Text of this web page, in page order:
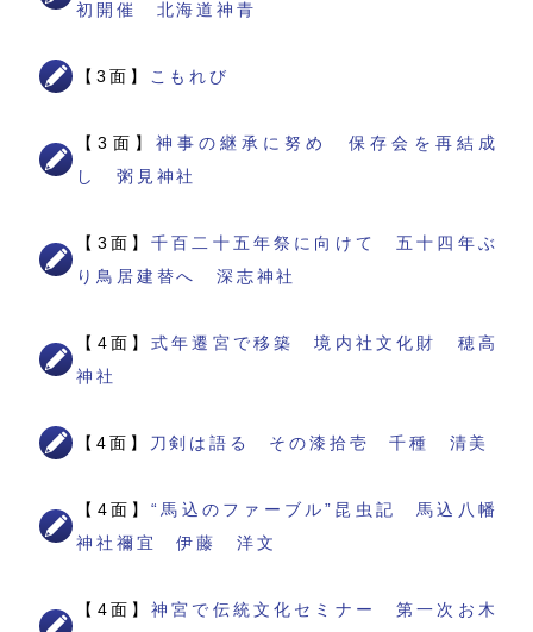
初開催 北海道神青
【3面】 こもれび
【3面】 神事の継承に努め 保存会を再結成
し 粥見神社
【3面】千百二十五年祭に向けて 五十四年ぶ
り鳥居建替へ 深志神社
【4面】式年遷宮で移築 境内社文化財 穂高
神社
【4面】 刀剣は語る その漆拾壱 千種 清美
【4面】“馬込のファーブル”昆虫記 馬込八幡
神社禰宜 伊藤 洋文
【4面】神宮で伝統文化セミナー 第一次お木